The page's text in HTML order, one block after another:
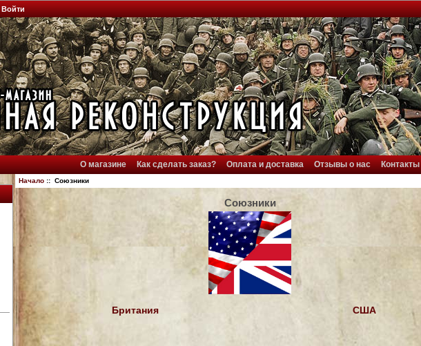
Войти
О магазине Как сделать заказ? Оплата и доставка Отзывы о нас Контакты
Начало:: Союзники
Союзники
Британия США